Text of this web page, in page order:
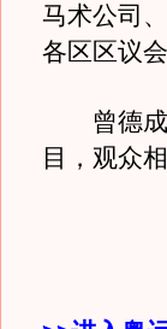
马术公司
各区区议
曾德成
目，观众